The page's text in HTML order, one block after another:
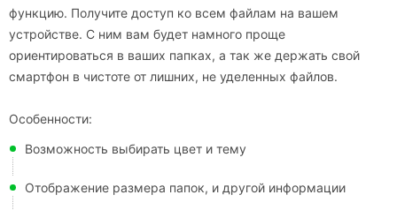
функцию. Получите доступ ко всем файлам на вашем
устройстве. С ним вам будет намного проще
ориентироваться в ваших папках, а так же держать свой
смартфон в чистоте от лишних, не уделенных файлов.
Особенности:
Возможность выбирать цвет и тему
Отображение размера папок, и другой информации